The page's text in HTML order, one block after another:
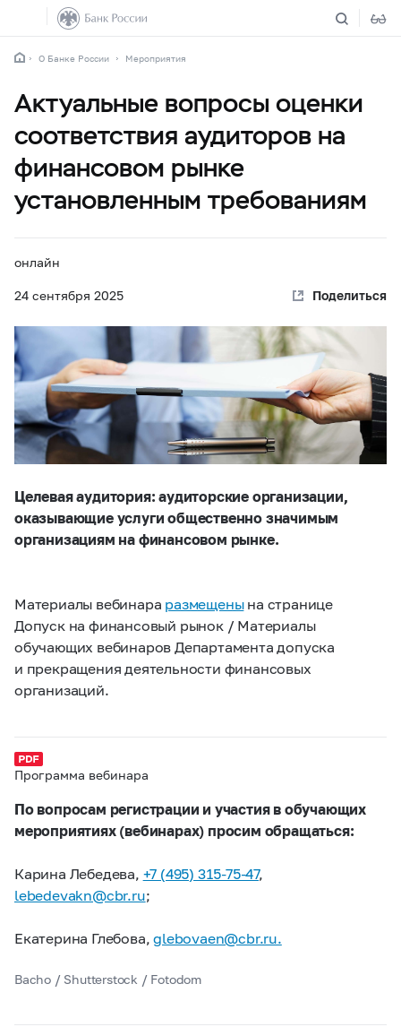
О Банке России Мероприятия
Актуальные вопросы оценки
соответствия аудиторов на
финансовом рынке
установленным требованиям
24 сентября 2025
онлайн
Поделиться
Целевая аудитория: аудиторские организации,
оказывающие услуги общественно значимым
организациям на финансовом рынке.
Материалы вебинара размещенына странице
Допуск на финансовый рынок / Материалы
обучающих вебинаров Департамента допуска
и прекращения деятельности финансовых
организаций.
Программа вебинара
По вопросам регистрации и участия в обучающих
мероприятиях (вебинарах) просим обращаться:
Карина Лебедева, +7 (495) 315-75-47,
lebedevakn@cbr.ru;
Екатерина Глебова,glebovaen@cbr.ru.
Bacho / Shutterstock / Fotodom